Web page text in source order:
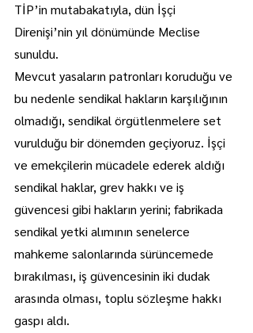
TİP’in mutabakatıyla, dün İşçi
Direnişi’nin yıl dönümünde Meclise
sunuldu.
Mevcut yasaların patronları koruduğu ve
bu nedenle sendikal hakların karşılığının
olmadığı, sendikal örgütlenmelere set
vurulduğu bir dönemden geçiyoruz. İşçi
ve emekçilerin mücadele ederek aldığı
sendikal haklar, grev hakkı ve iş
güvencesi gibi hakların yerini; fabrikada
sendikal yetki alımının senelerce
mahkeme salonlarında sürüncemede
bırakılması, iş güvencesinin iki dudak
arasında olması, toplu sözleşme hakkı
gaspı aldı.